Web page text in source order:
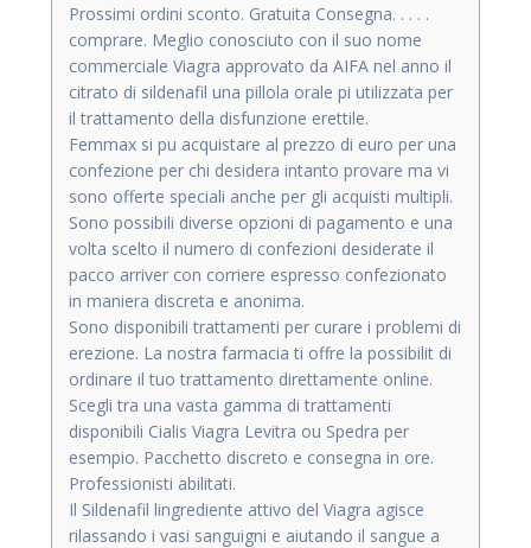
Prossimi ordini sconto. Gratuita Consegna. . . . .
comprare. Meglio conosciuto con il suo nome
commerciale Viagra approvato da AIFA nel anno il
citrato di sildenafil una pillola orale pi utilizzata per
il trattamento della disfunzione erettile.
Femmax si pu acquistare al prezzo di euro per una
confezione per chi desidera intanto provare ma vi
sono offerte speciali anche per gli acquisti multipli.
Sono possibili diverse opzioni di pagamento e una
volta scelto il numero di confezioni desiderate il
pacco arriver con corriere espresso confezionato
in maniera discreta e anonima.
Sono disponibili trattamenti per curare i problemi di
erezione. La nostra farmacia ti offre la possibilit di
ordinare il tuo trattamento direttamente online.
Scegli tra una vasta gamma di trattamenti
disponibili Cialis Viagra Levitra ou Spedra per
esempio. Pacchetto discreto e consegna in ore.
Professionisti abilitati.
Il Sildenafil lingrediente attivo del Viagra agisce
rilassando i vasi sanguigni e aiutando il sangue a